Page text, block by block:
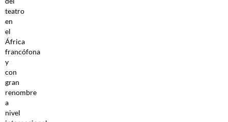
teatro
en
el
África
francófona
y
con
gran
renombre
a
nivel